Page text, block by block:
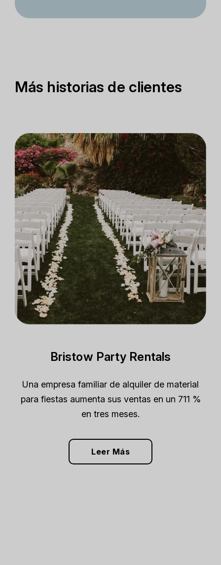
Más historias de clientes
Bristow Party Rentals
Una empresa familiar de alquiler de material
para fiestas aumenta sus ventas en un 711 %
en tres meses.
Leer Más